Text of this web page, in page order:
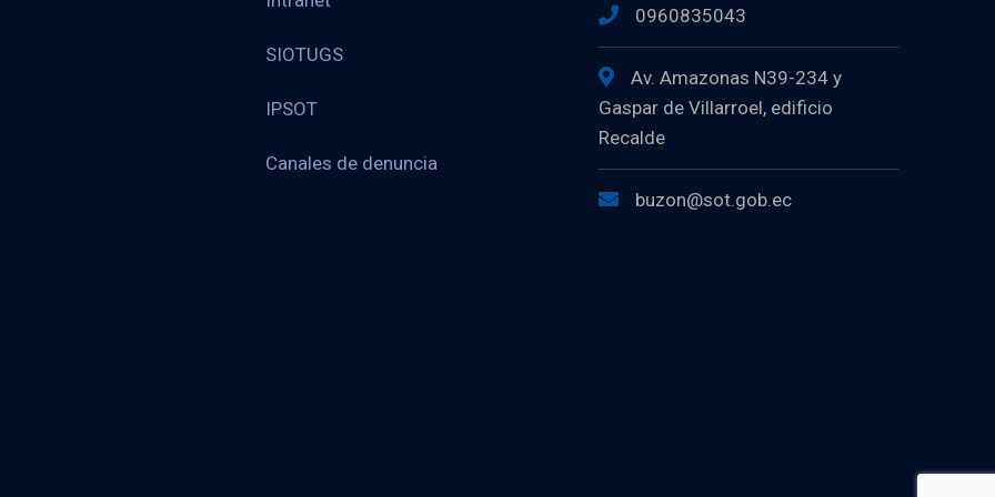
SIOTUGS
IPSOT
Canales de denuncia
0960835043
Av. Amazonas N39-234 y
Gaspar de Villarroel, edificio
Recalde
buzon@sot.gob.ec